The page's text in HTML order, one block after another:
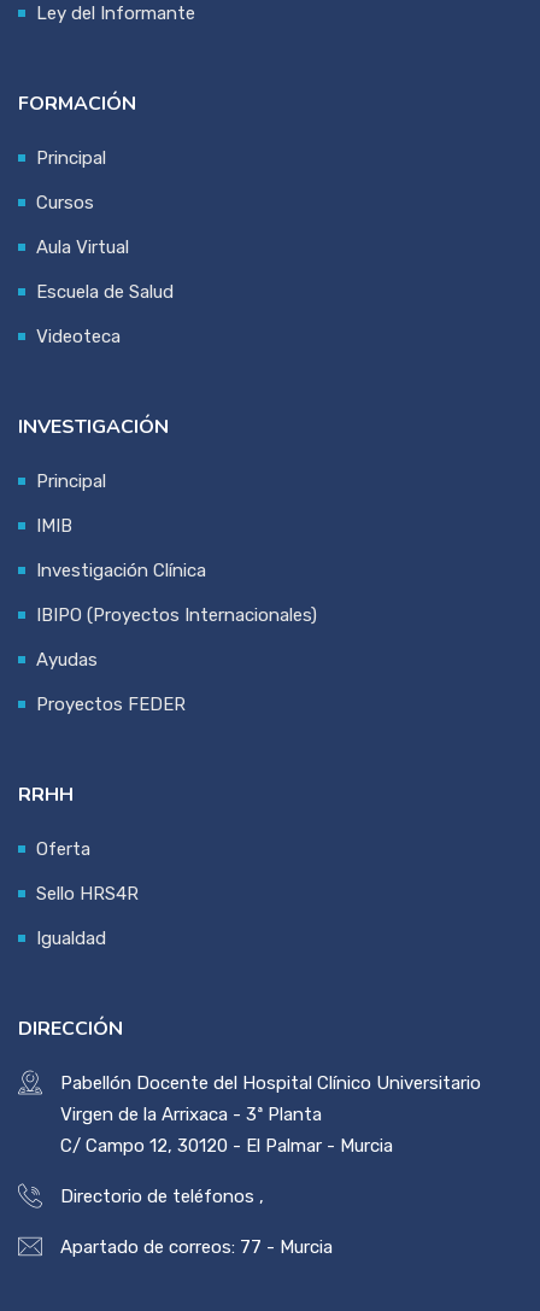
Ley del Informante
FORMACIÓN
Principal
Cursos
Aula Virtual
Escuela de Salud
Videoteca
INVESTIGACIÓN
Principal
IMIB
Investigación Clínica
IBIPO (Proyectos Internacionales)
Ayudas
Proyectos FEDER
RRHH
Oferta
Sello HRS4R
Igualdad
DIRECCIÓN
Pabellón Docente del Hospital Clínico Universitario
Virgen de la Arrixaca - 3ª Planta
C/ Campo 12, 30120 - El Palmar - Murcia
Directorio de teléfonos ,
Apartado de correos: 77 - Murcia